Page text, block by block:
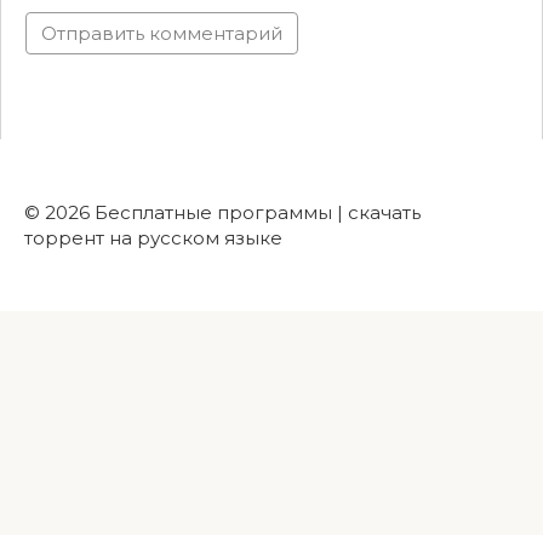
© 2026 Бесплатные программы | скачать
торрент на русском языке